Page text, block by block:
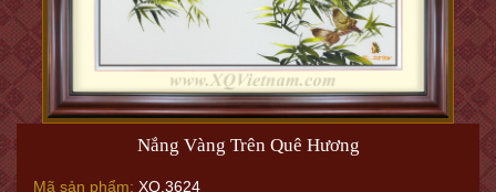
Nắng Vàng Trên Quê Hương
Mã sản phẩm: XQ.3624